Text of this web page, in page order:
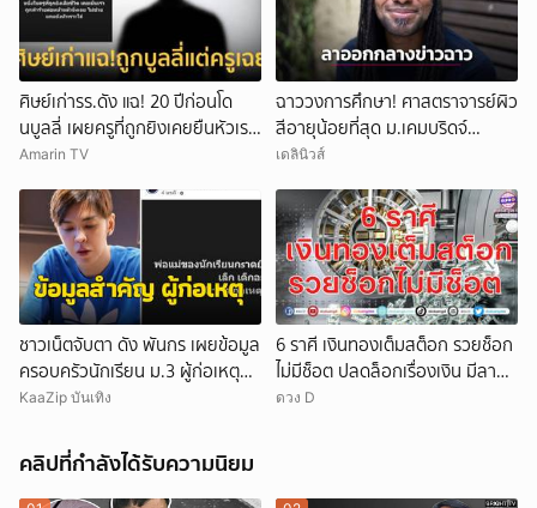
ศิษย์เก่ารร.ดัง แฉ! 20 ปีก่อนโด
นบูลลี่ เผยครูที่ถูกยิงเคยยืนหัวเราะ
ใส่
Amarin TV
ฉาววงการศึกษา! ศาสตราจารย์ผิว
สีอายุน้อยที่สุด ม.เคมบริดจ์
ประกาศลาออกหลังเผชิญข้อกล่าว
เดลินิวส์
ชาวเน็ตจับตา ดัง พันกร เผยข้อมูล
ครอบครัวนักเรียน ม.3 ผู้ก่อเหตุ
และที่มาอาวุธ
KaaZip บันเทิง
6 ราศี เงินทองเต็มสต็อก รวยช็อก
ไม่มีช็อต ปลดล็อกเรื่องเงิน มีลาภ
ลอยจ่อคิว
ดวง D
คลิปที่กำลังได้รับความนิยม